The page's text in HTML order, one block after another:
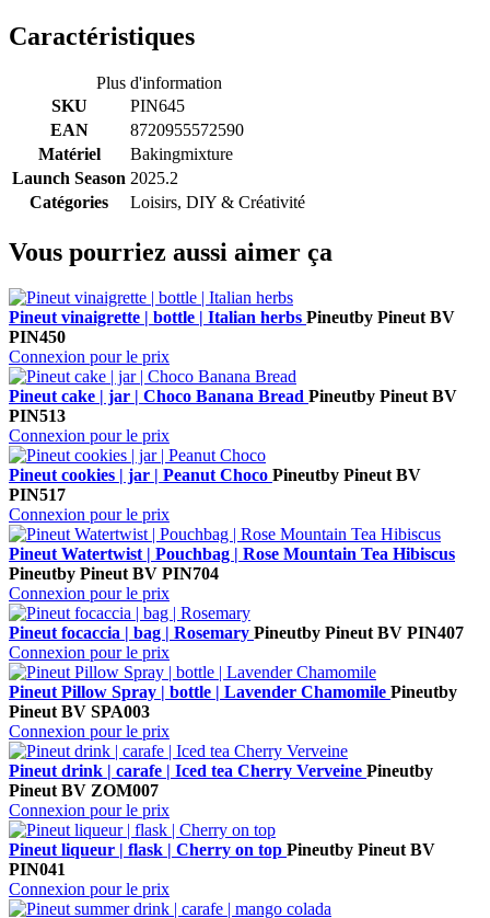
Caractéristiques
Plus d'information
SKU
PIN645
EAN
8720955572590
Matériel
Bakingmixture
Launch Season 2025.2
Catégories
Loisirs, DIY & Créativité
Vous pourriez aussi aimer ça
Pineut vinaigrette | bottle | Italian herbs Pineutby Pineut BV
PIN450
Connexion pour le prix
Pineut cake | jar | Choco Banana Bread Pineutby Pineut BV
PIN513
Connexion pour le prix
Pineut cookies | jar | Peanut Choco Pineutby Pineut BV
PIN517
Connexion pour le prix
Pineut Watertwist | Pouchbag | Rose Mountain Tea Hibiscus
Pineutby Pineut BV PIN704
Connexion pour le prix
Pineut focaccia | bag | Rosemary Pineutby Pineut BV PIN407
Connexion pour le prix
Pineut Pillow Spray | bottle | Lavender Chamomile Pineutby
Pineut BV SPA003
Connexion pour le prix
Pineut drink | carafe | Iced tea Cherry Verveine Pineutby
Pineut BV ZOM007
Connexion pour le prix
Pineut liqueur | flask | Cherry on top Pineutby Pineut BV
PIN041
Connexion pour le prix